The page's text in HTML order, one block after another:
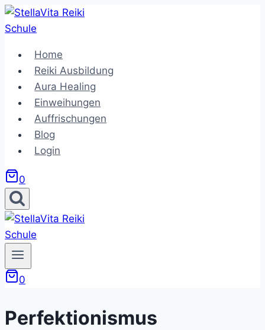
Zum
Inhalt
Home
Reiki Ausbildung
Aura Healing
Einweihungen
Auffrischungen
Blog
Login
0
0
Perfektionismus